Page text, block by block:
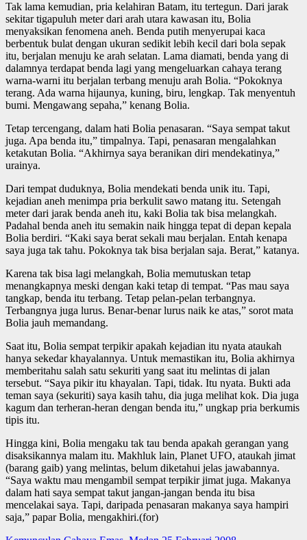
Tak lama kemudian, pria kelahiran Batam, itu tertegun. Dari jarak
sekitar tigapuluh meter dari arah utara kawasan itu, Bolia
menyaksikan fenomena aneh. Benda putih menyerupai kaca
berbentuk bulat dengan ukuran sedikit lebih kecil dari bola sepak
itu, berjalan menuju ke arah selatan. Lama diamati, benda yang di
dalamnya terdapat benda lagi yang mengeluarkan cahaya terang
warna-warni itu berjalan terbang menuju arah Bolia. “Pokoknya
terang. Ada warna hijaunya, kuning, biru, lengkap. Tak menyentuh
bumi. Mengawang sepaha,” kenang Bolia.
Tetap tercengang, dalam hati Bolia penasaran. “Saya sempat takut
juga. Apa benda itu,” timpalnya. Tapi, penasaran mengalahkan
ketakutan Bolia. “Akhirnya saya beranikan diri mendekatinya,”
urainya.
Dari tempat duduknya, Bolia mendekati benda unik itu. Tapi,
kejadian aneh menimpa pria berkulit sawo matang itu. Setengah
meter dari jarak benda aneh itu, kaki Bolia tak bisa melangkah.
Padahal benda aneh itu semakin naik hingga tepat di depan kepala
Bolia berdiri. “Kaki saya berat sekali mau berjalan. Entah kenapa
saya juga tak tahu. Pokoknya tak bisa berjalan saja. Berat,” katanya.
Karena tak bisa lagi melangkah, Bolia memutuskan tetap
menangkapnya meski dengan kaki tetap di tempat. “Pas mau saya
tangkap, benda itu terbang. Tetap pelan-pelan terbangnya.
Terbangnya juga lurus. Benar-benar lurus naik ke atas,” sorot mata
Bolia jauh memandang.
Saat itu, Bolia sempat terpikir apakah kejadian itu nyata ataukah
hanya sekedar khayalannya. Untuk memastikan itu, Bolia akhirnya
memberitahu salah satu sekuriti yang saat itu melintas di jalan
tersebut. “Saya pikir itu khayalan. Tapi, tidak. Itu nyata. Bukti ada
teman saya (sekuriti) saya kasih tahu, dia juga melihat kok. Dia juga
kagum dan terheran-heran dengan benda itu,” ungkap pria berkumis
tipis itu.
Hingga kini, Bolia mengaku tak tau benda apakah gerangan yang
disaksikannya malam itu. Makhluk lain, Planet UFO, ataukah jimat
(barang gaib) yang melintas, belum diketahui jelas jawabannya.
“Saya waktu mau mengambil sempat terpikir jimat juga. Makanya
dalam hati saya sempat takut jangan-jangan benda itu bisa
mencelakai saya. Tapi, daripada penasaran makanya saya hampiri
saja,” papar Bolia, mengakhiri.(for)